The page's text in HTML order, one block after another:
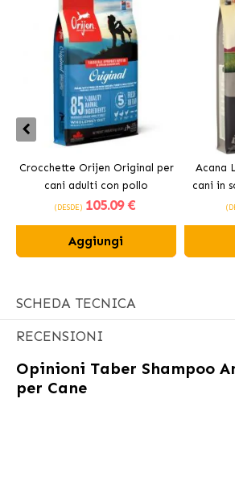
Crocchette Orijen Original per
cani adulti con pollo
(DESDE) 105.09 €
Aggiungi
Acana
cani in
SCHEDA TECNICA
RECENSIONI
Opinioni Taber Shampoo
per Cane